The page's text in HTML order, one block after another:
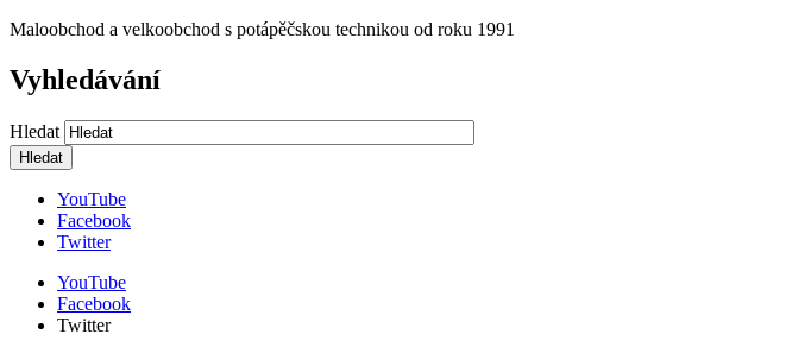
Maloobchod a velkoobchod s potápěčskou technikou od roku 1991
Vyhledávání
Hledat
YouTube
Facebook
Twitter
YouTube
Facebook
Twitter